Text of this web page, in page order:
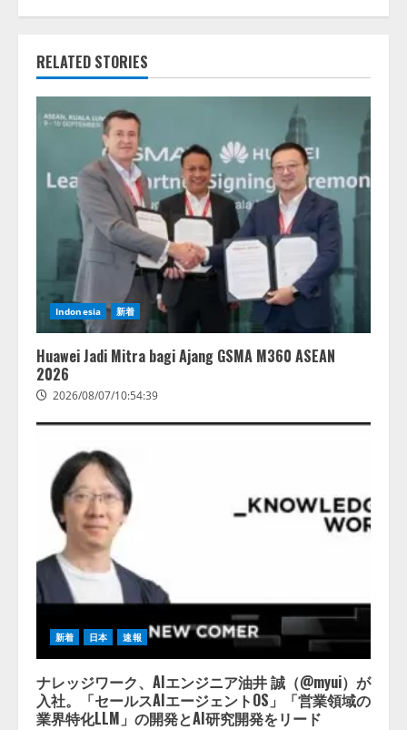
RELATED STORIES
Indonesia 新着
Huawei Jadi Mitra bagi Ajang GSMA M360 ASEAN
2026
2026/08/07/10:54:39
新着 日本 速報
ナレッジワーク、AIエンジニア油井 誠（@myui）が
入社。「セールスAIエージェントOS」「営業領域の
業界特化LLM」の開発とAI研究開発をリード